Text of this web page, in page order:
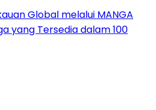
Global melalui MANGA
yang Tersedia dalam 100